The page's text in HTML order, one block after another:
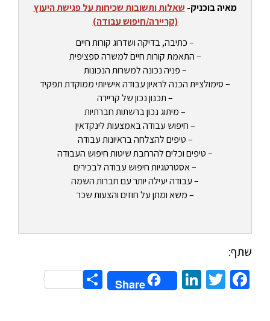
מאיה בוכניק- שאלות ותשובות שכיחות על פגישת היעוץ
(קריירה/חיפוש עבודה)
– כתיבה, בדיקה ושדרוג קורות חיים
– התאמת קורות חיים למשרה ספציפית
– פניה נכונה למשרות הנכונות
– סימולציית הכנה לראיון עבודה אישיותי ממוקדת תפקיד
– תכנון נכון של קריירה
– מיתוג נכון ברשתות חברתיות
– חיפוש עבודה באמצעות לינקדאין
– טיפים להצלחה בראיונות עבודה
– טיפים וכלים להרחבת שיטות חיפוש העבודה
– אסטרטגיות חיפוש עבודה לבכירים
– עבודה יעילה יותר עם חברות השמה
– משא ומתן על חוזים והצעות שכר
שתף:
Facebook
Twitter
LinkedIn
Share
Share